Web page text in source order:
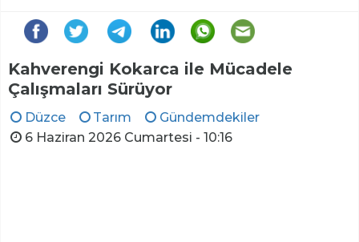
Kahverengi Kokarca ile Mücadele
Çalışmaları Sürüyor
Düzce Tarım
Gündemdekiler
6 Haziran 2026 Cumartesi - 10:16